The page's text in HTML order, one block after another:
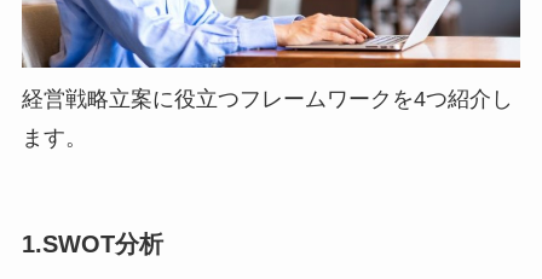
経営戦略立案に役立つフレームワークを4つ紹介し
ます。
1.SWOT分析